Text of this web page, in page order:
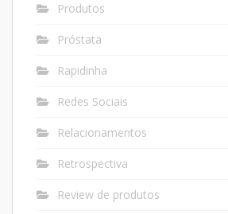
Produtos
Próstata
Rapidinha
Redes Sociais
Relacionamentos
Retrospectiva
Review de produtos